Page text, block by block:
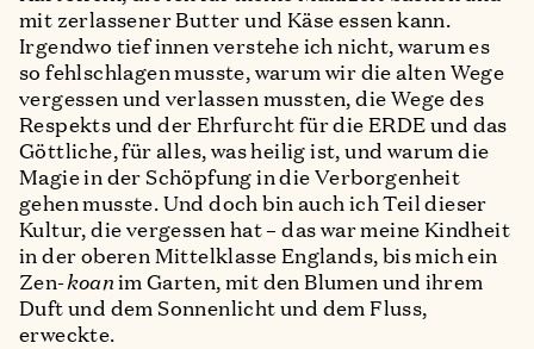
mit zerlassener Butter und Käse essen kann.
Irgendwo tief innen verstehe ich nicht, warum es
so fehlschlagen musste, warum wir die alten Wege
vergessen und verlassen mussten, die Wege des
Respekts und der Ehrfurcht für die ERDE und das
Göttliche, für alles, was heilig ist, und warum die
Magie in der Schöpfung in die Verborgenheit
gehen musste. Und doch bin auch ich Teil dieser
Kultur, die vergessen hat – das war meine Kindheit
in der oberen Mittelklasse Englands, bis mich ein
Zen-koanim Garten, mit den Blumen und ihrem
Duft und dem Sonnenlicht und dem Fluss,
erweckte.